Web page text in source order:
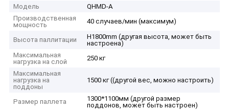
Модель
QHMD-A
Производственная
мощность
40 случаев/мин (максимум)
Высота паллитации
H1800mm (другая высота, может быть
настроена)
Максимальная
нагрузка на слой
250 кг
Максимальная
нагрузка на
поддоны
1500 кг ((другой вес, можно настроить)
Размер паллета
1300*1100мм (другой размер
поддонов, может быть настроен)